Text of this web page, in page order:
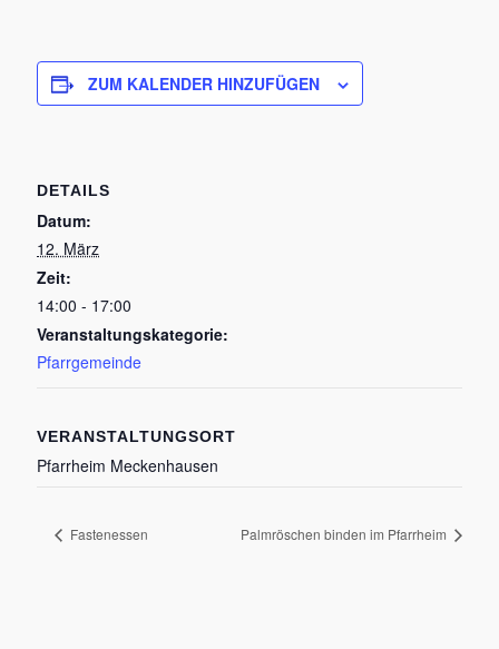
ZUM KALENDER HINZUFÜGEN
DETAILS
Datum:
12. März
Zeit:
14:00 - 17:00
Veranstaltungskategorie:
Pfarrgemeinde
VERANSTALTUNGSORT
Pfarrheim Meckenhausen
Fastenessen Palmröschen binden im Pfarrheim